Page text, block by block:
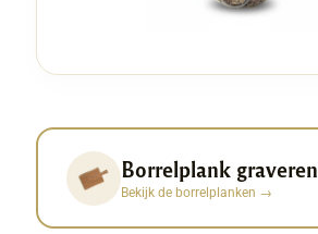
Borrelplank graveren
Bekijk de borrelplanken →